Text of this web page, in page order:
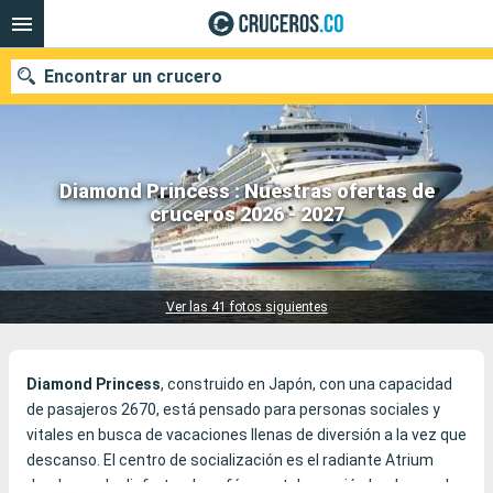
Diamond Princess : Nuestras ofertas de
cruceros 2026 - 2027
109 cruceros encontrados
Ver las 41 fotos siguientes
Encontrar un crucero
Fecha de salida
Buscar
Diamond Princess, construido en Japón, con una capacidad
de pasajeros 2670, está pensado para personas sociales y
vitales en busca de vacaciones llenas de diversión a la vez que
descanso. El centro de socialización es el radiante Atrium
donde puede disfrutar de café y pasteles recién hechos en los